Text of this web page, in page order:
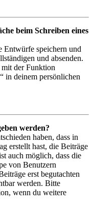
beim Schreiben eines
Entwürfe speichern und
und absenden.
der Funktion
in deinem persönlichen
werden?
haben, dass in
erstellt hast, die Beiträge
auch möglich, dass die
von Benutzern
erst begutachten
werden. Bitte
wenn du weitere